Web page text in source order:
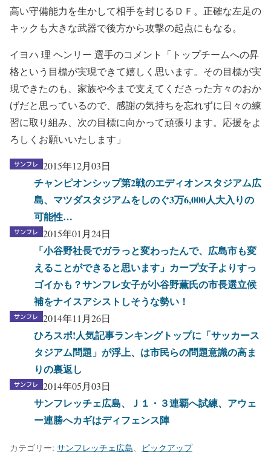
高い守備能力を生かして相手を封じるＤＦ。正確な左足の
キックも大きな武器で後方から攻撃の起点にもなる。
イヨハ 理 ヘンリー 選手のコメント「トップチームへの昇
格という目標が実現できて嬉しく思います。その目標が実
現できたのも、家族や今まで支えてくださった方々のおか
げだと思っているので、感謝の気持ちを忘れずに日々の練
習に取り組み、次の目標に向かって頑張ります。応援をよ
ろしくお願いいたします」
2015年12月03日
チャンピオンシップ第2戦のエディオンスタジアム広
島、マツダスタジアムをしのぐ3万6,000人大入りの
可能性…
2015年01月24日
「小谷野社長でガラっと変わったんで、広島市も変
えることができると思います」カープ女子よりすっ
ゴイかも？サンフレ女子が小谷野薫氏の市長選立候
補をナイスアシストしそうな勢い！
2014年11月26日
ひろスポ!人気記事ランキングトップに「サッカース
タジアム問題」が浮上、は市民らの問題意識の高ま
りの裏返し
2014年05月03日
サンフレッチェ広島、Ｊ１・３連覇へ試練、アウェ
ー連勝へカギはディフェンス陣
カテゴリー: サンフレッチェ広島 ピックアップ